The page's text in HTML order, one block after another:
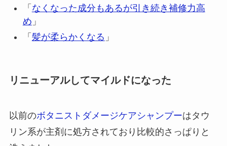
「 なくなった成分もあるが引き続き補修力高
め 」
「 髪が柔らかくなる 」
リニューアルしてマイルドになった
以前のボタニストダメージケアシャンプーはタウ
リン系が主剤に処方されており比較的さっぱりと